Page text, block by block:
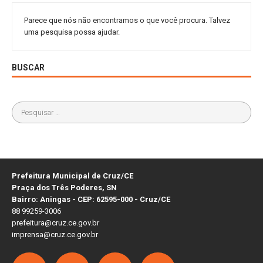
Parece que nós não encontramos o que você procura. Talvez
uma pesquisa possa ajudar.
BUSCAR
Prefeitura Municipal de Cruz/CE
Praça dos Três Poderes, SN
Bairro: Aningas - CEP: 62595-000 - Cruz/CE
88 99259-3006
prefeitura@cruz.ce.gov.br
imprensa@cruz.ce.gov.br